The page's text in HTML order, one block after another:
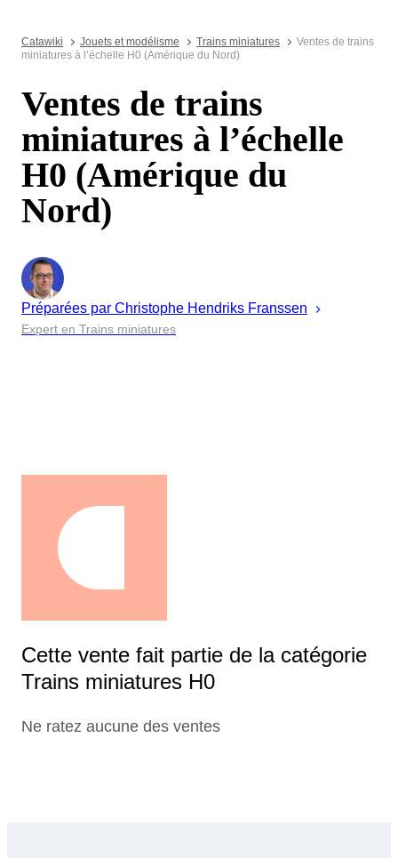
Catawiki Jouets et modélisme Trains miniatures
Ventes de trains
miniatures à l’échelle H0 (Amérique du Nord)
Ventes de trains
miniatures à l’échelle
H0 (Amérique du
Nord)
Préparées par Christophe Hendriks Franssen
Expert en Trains miniatures
Cette vente fait partie de la catégorie
Trains miniatures H0
Ne ratez aucune des ventes